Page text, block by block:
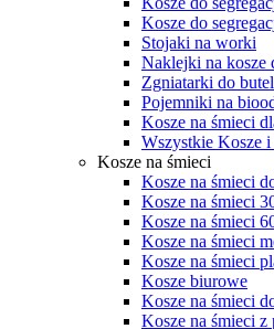
Kosze do
Stojaki na worki
Naklejki na kosze
Zgniatarki do
Pojemniki na
Kosze na śmieci
Wszystkie Kosze
Kosze na śmieci
Kosze na śmieci
Kosze na śmieci
Kosze na śmieci
Kosze na śmieci
Kosze na śmieci
Kosze biurowe
Kosze na śmieci
Kosze na śmieci z